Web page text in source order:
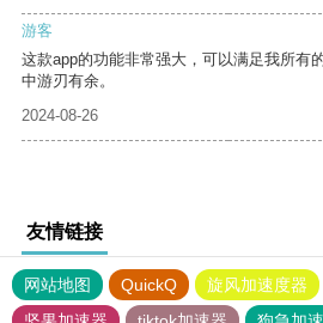
游客
这款app的功能非常强大，可以满足我所有
中游刃有余。
2024-08-26
友情链接
网站地图 QuickQ 旋风加速度器